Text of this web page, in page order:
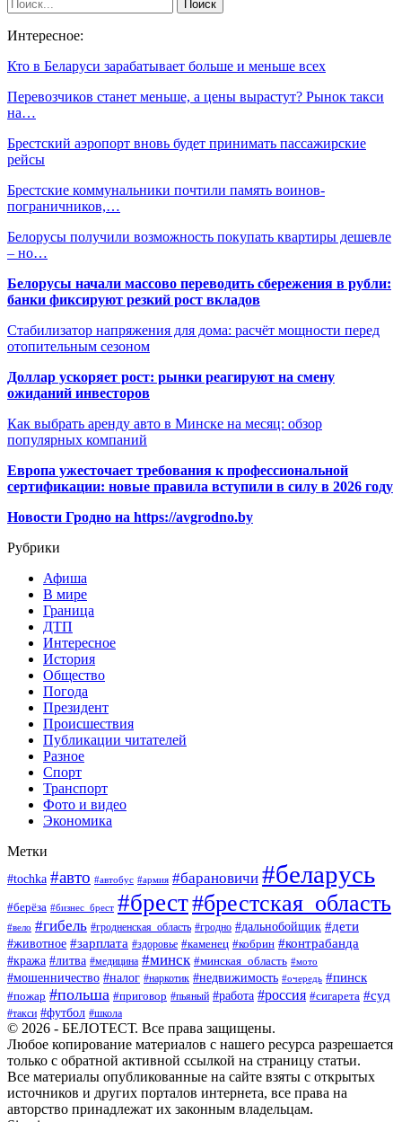
Интересное:
Кто в Беларуси зарабатывает больше и меньше всех
Перевозчиков станет меньше, а цены вырастут? Рынок такси
на…
Брестский аэропорт вновь будет принимать пассажирские
рейсы
Брестские коммунальники почтили память воинов-
пограничников,…
Белорусы получили возможность покупать квартиры дешевле
– но…
Белорусы начали массово переводить сбережения в рубли:
банки фиксируют резкий рост вкладов
Стабилизатор напряжения для дома: расчёт мощности перед
отопительным сезоном
Доллар ускоряет рост: рынки реагируют на смену
ожиданий инвесторов
Как выбрать аренду авто в Минске на месяц: обзор
популярных компаний
Европа ужесточает требования к профессиональной
сертификации: новые правила вступили в силу в 2026 году
Новости Гродно на https://avgrodno.by
Рубрики
Афиша
В мире
Граница
ДТП
Интересное
История
Общество
Погода
Президент
Происшествия
Публикации читателей
Разное
Спорт
Транспорт
Фото и видео
Экономика
Метки
#tochka #авто #автобус #армия #барановичи #беларусь
#берёза #бизнес_брест #брест#брестская_область
#вело #гибель #гродненская_область #гродно #дальнобойщик #дети
#животное #зарплата #здоровье #каменец #кобрин #контрабанда
#кража #литва #медицина #минск #минская_область #мото
#мошенничество #налог #наркотик #недвижимость #очередь #пинск
#пожар #польша #приговор #пьяный #работа #россия #сигарета #суд
#такси #футбол #школа
© 2026 - БЕЛОТЕСТ. Все права защищены.
Любое копирование материалов с нашего ресурса разрешается
только с обратной активной ссылкой на страницу статьи.
Все материалы опубликованные на сайте взяты с открытых
источников и других порталов интернета, все права на
авторство принадлежат их законным владельцам.